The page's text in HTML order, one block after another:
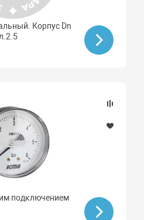
Корпус Dn
подключением